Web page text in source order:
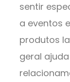
sentir
a eventos
produtos
geral